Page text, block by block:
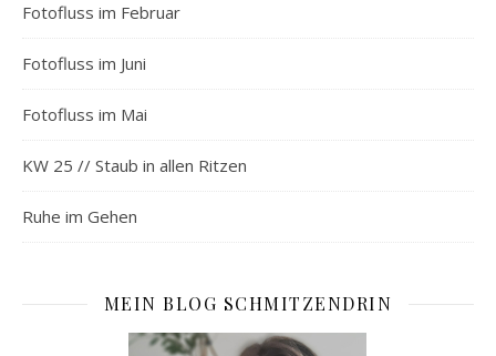
Fotofluss im Februar
Fotofluss im Juni
Fotofluss im Mai
KW 25 // Staub in allen Ritzen
Ruhe im Gehen
MEIN BLOG SCHMITZENDRIN